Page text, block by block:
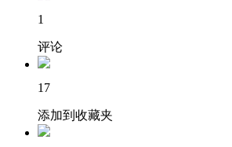
1
评论
17
添加到收藏夹